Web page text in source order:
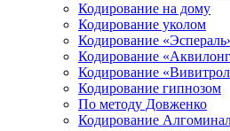
Кодирование на дому
Кодирование уколом
Кодирование
Кодирование
Кодирование
Кодирование гипнозом
По методу Довженко
Кодирование